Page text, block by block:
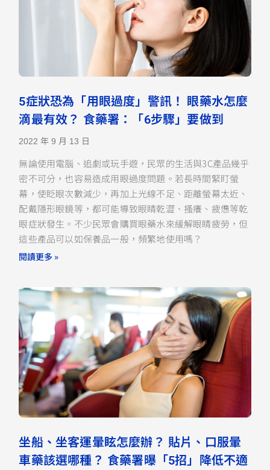
5症狀恐為「用眼過度」警訊！ 眼藥水怎麼
滴最有效？ 食藥署：「6步驟」要做到
2022 年 9 月 13 日
無論使用電腦、追劇或玩手遊，民眾的生活與3C產品幾乎
密不可分，也容易造成用眼過度問題。若長時間緊盯螢
幕，使眨眼次數減少，再加上光線不足、距離螢幕太近、
配戴隱形眼鏡等，都可能導致眼睛乾澀、搔癢、疲憊等乾
眼症狀發生。不少民眾會購買眼藥水來緩解眼睛疲勞，但
這些產品可以如保養品一般，頻繁地使用嗎？
閱讀更多 »
坐船、坐客運暈眩怎麼辦？ 貼片、口服暈
車藥該選哪種？ 食藥署曝「5招」降低不適